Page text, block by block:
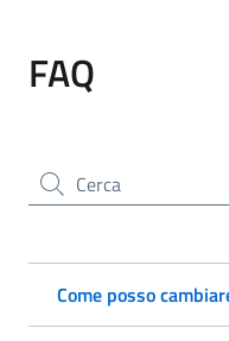
FAQ
Cerca nel sito
Come posso